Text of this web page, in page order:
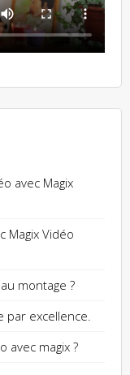
avec Magix
Magix Vidéo
montage ?
par excellence.
avec magix ?